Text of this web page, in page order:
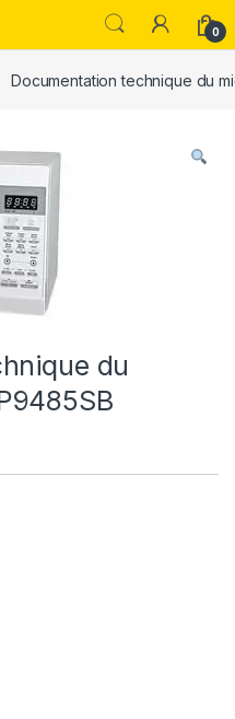
0
Documentation technique du
du